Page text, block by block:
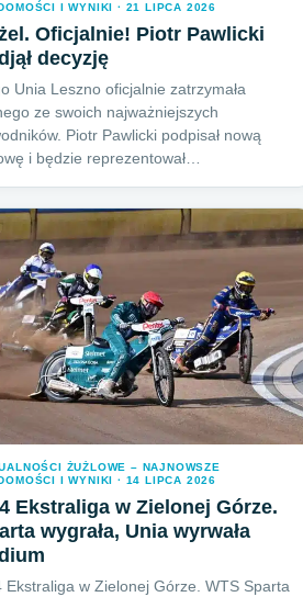
I WYNIKI · 21 LIPCA 2026
Oficjalnie! Piotr Pawlicki
decyzję
Unia Leszno oficjalnie zatrzymała
ze swoich najważniejszych
Piotr Pawlicki podpisał nową
i będzie reprezentował…
ŻUŻLOWE – NAJNOWSZE
I WYNIKI · 14 LIPCA 2026
Ekstraliga w Zielonej Górze.
wygrała, Unia wyrwała
Ekstraliga w Zielonej Górze. WTS Sparta